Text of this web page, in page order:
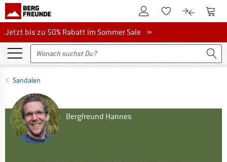
Zum KundenkontoZum Merkzettel.
Zum Zum
Jetzt bis zu 50% Rabatt im Sommer Sale
Jetzt bis zu 50% Rabatt im Sommer Sale »
Sandalen
Bergfreund Hannes